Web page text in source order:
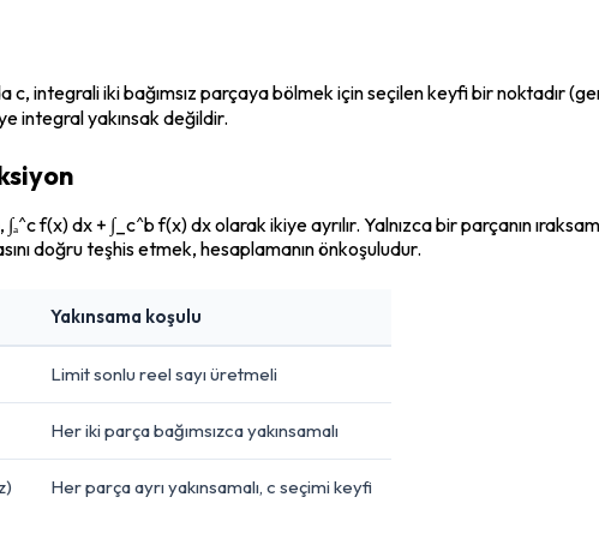
c, integrali iki bağımsız parçaya bölmek için seçilen keyfi bir noktadır
integral yakınsak değildir.
f(x) dx + ∫_c^b f(x) dx olarak ikiye ayrılır. Yalnızca bir parçanın
doğru teşhis etmek, hesaplamanın önkoşuludur.
Yakınsama koşulu
Limit sonlu reel sayı üretmeli
Her iki parça bağımsızca yakınsamalı
Her parça ayrı yakınsamalı, c seçimi keyfi